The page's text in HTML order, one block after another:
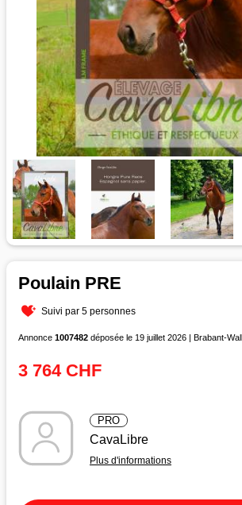
Poulain PRE
Suivi par 5 personnes
Annonce 1007482 déposée le 19 juillet 2026 | Brabant-
3 764 CHF
PRO
CavaLibre
Plus d'informations